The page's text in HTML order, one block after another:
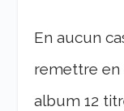
En aucun
remettre en
album 12